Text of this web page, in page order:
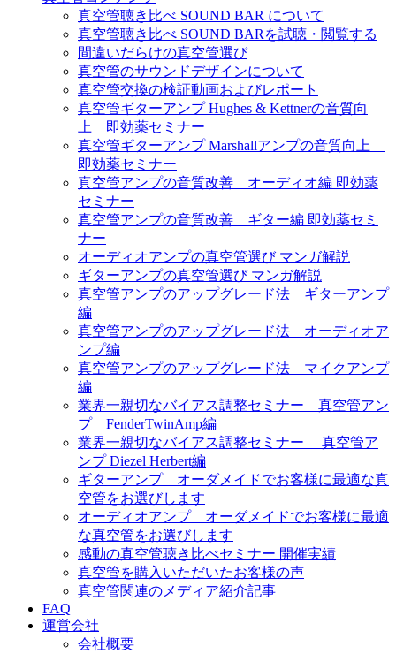
真空管聴き比べ SOUND BAR について
真空管聴き比べ SOUND BARを試聴・閲覧する
間違いだらけの真空管選び
真空管のサウンドデザインについて
真空管交換の検証動画およびレポート
真空管ギターアンプ Hughes & Kettnerの音質向
上 即効薬セミナー
真空管ギターアンプ Marshallアンプの音質向上
即効薬セミナー
真空管アンプの音質改善 オーディオ編 即効薬
セミナー
真空管アンプの音質改善 ギター編 即効薬セミ
ナー
オーディオアンプの真空管選び マンガ解説
ギターアンプの真空管選び マンガ解説
真空管アンプのアップグレード法 ギターアンプ
編
真空管アンプのアップグレード法 オーディオア
ンプ編
真空管アンプのアップグレード法 マイクアンプ
編
業界一親切なバイアス調整セミナー 真空管アン
プ FenderTwinAmp編
業界一親切なバイアス調整セミナー 真空管ア
ンプ Diezel Herbert編
ギターアンプ オーダメイドでお客様に最適な真
空管をお選びします
オーディオアンプ オーダメイドでお客様に最適
な真空管をお選びします
感動の真空管聴き比べセミナー 開催実績
真空管を購入いただいたお客様の声
真空管関連のメディア紹介記事
FAQ
運営会社
会社概要